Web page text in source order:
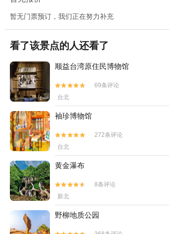
暂无门票预订，我们正在努力补充
看了该景点的人还看了
顺益台湾原住民博物馆


69条评论
台北
袖珍博物馆


272条评论
台北
黄金瀑布


8条评论
新北
野柳地质公园